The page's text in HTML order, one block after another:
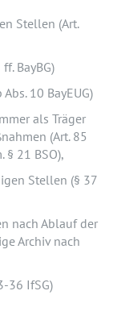
Stellen (Art.
BayBG)
10 BayEUG)
als Träger
(Art. 85
§ 21 BSO),
Stellen (§ 37
nach Ablauf der
Archiv nach
36 IfSG)